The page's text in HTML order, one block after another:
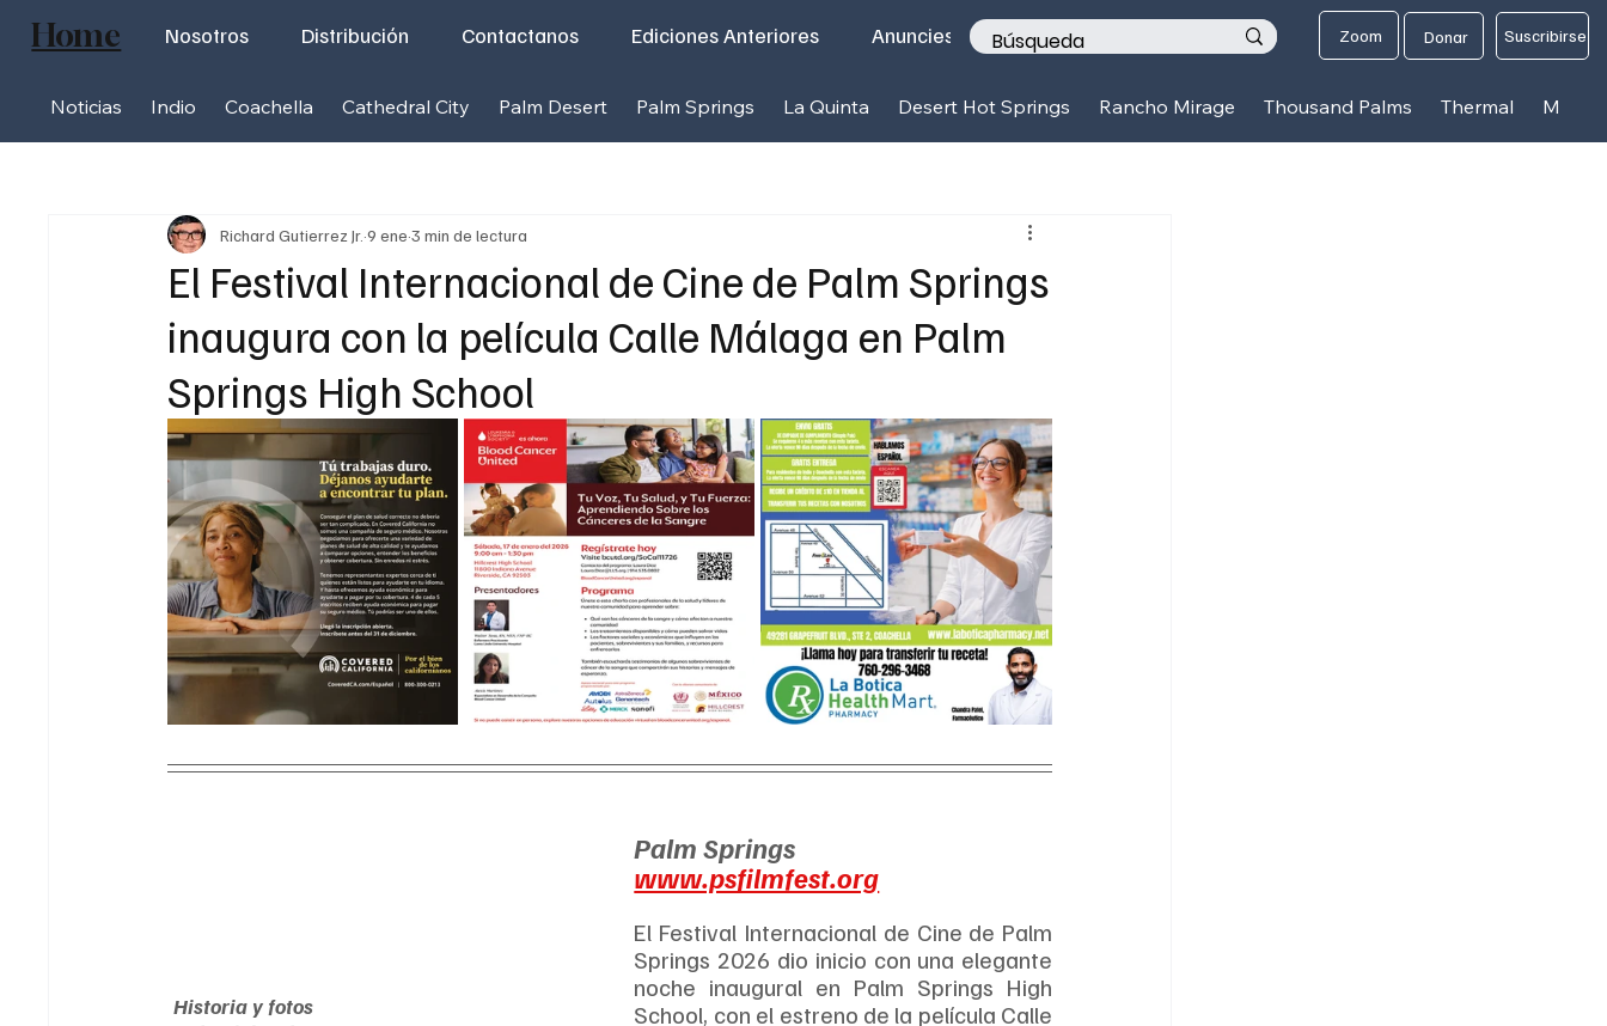
Noticias Indio Coachella Cathedral City Palm Desert Palm Springs La Quinta Desert Hot Springs Rancho Mirage Thousand Palms Thermal Mecca
Nosotros Distribución Contactanos Ediciones Anteriores Anunciese con nosotros Zoom Donar Suscribirse
Home
El Festival Internacional de Cine de Palm Springs
inaugura con la película Calle Málaga en Palm
Springs High School
Richard Gutierrez Jr. 9 ene 3 min de lectura
Historia y fotos
Palm Springs
www.psfilmfest.org
El Festival Internacional de Cine de Palm
Springs 2026 dio inicio con una elegante
noche inaugural en Palm Springs High
School, con el estreno de la película Calle